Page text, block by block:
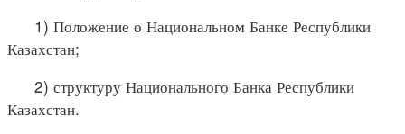
1) Положение о Национальном Банке Республики
Казахстан;
2) структуру Национального Банка Республики
Казахстан.